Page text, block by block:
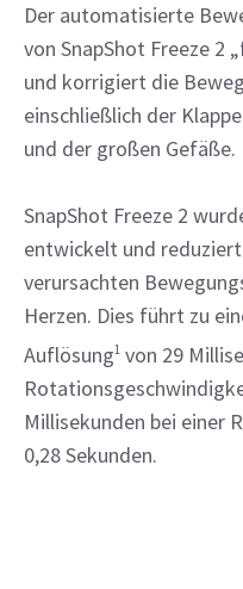
Der automatisierte
von SnapShot Freeze 2
und korrigiert die
einschließlich der
und der großen Gefäße.
SnapShot Freeze 2
entwickelt und
verursachten
Herzen. Dies führt zu
Auflösung1 von 29
Millisekunden bei einer
0,28 Sekunden.